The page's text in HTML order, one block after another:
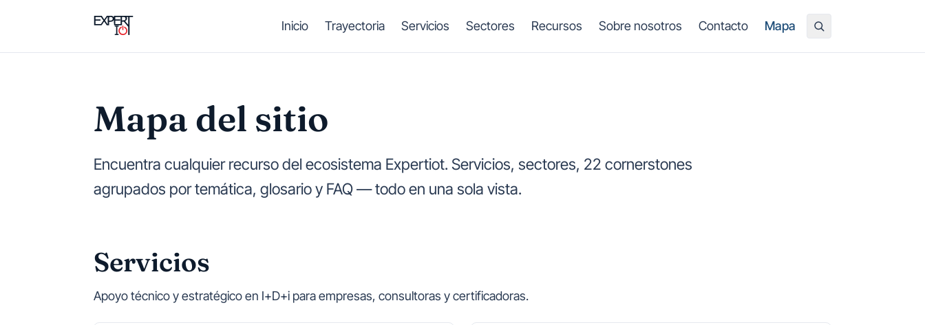
Inicio
Trayectoria Servicios Sectores Recursos Sobre nosotros Contacto Mapa
Mapa del sitio
Encuentra cualquier recurso del ecosistema Expertiot. Servicios, sectores, 22 cornerstones
agrupados por temática, glosario y FAQ — todo en una sola vista.
Servicios
Apoyo técnico y estratégico en I+D+i para empresas, consultoras y certificadoras.